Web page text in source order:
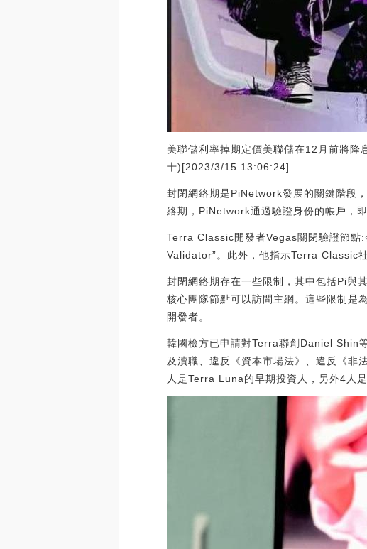
美聯儲利率掉期定價美聯儲在12月前將
十)[2023/3/15 13:06:24]
封閉網絡期是PiNetwork發展的關鍵階段
絡期，PiNetwork通過驗證身份的帳戶，
Terra Classic開發者Vegas關閉驗證節點
Validator”。此外，他指示Terra Classic
封閉網絡期存在一些限制，其中包括Pi與
核心團隊節點可以訪問主網。這些限制是
開發者。
韓國檢方已申請對Terra聯創Daniel Shin
及瀆職、違反《資本市場法》、違反《
人是Terra Luna的早期投資人，另外4人